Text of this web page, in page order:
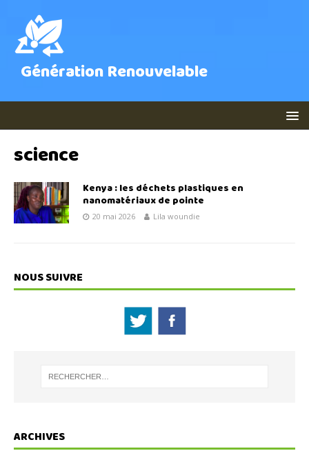
Génération Renouvelable
science
Kenya : les déchets plastiques en
nanomatériaux de pointe
20 mai 2026 Lila woundie
NOUS SUIVRE
ARCHIVES